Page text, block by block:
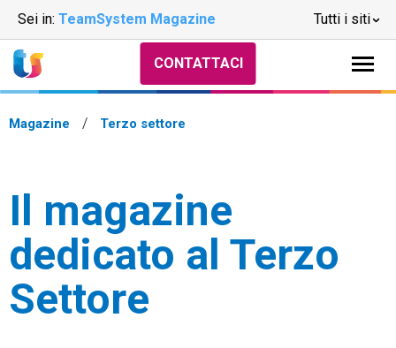
Sei in: TeamSystem Magazine Tutti i siti
CONTATTACI
Magazine Terzo settore
Il magazine
dedicato al Terzo
Settore